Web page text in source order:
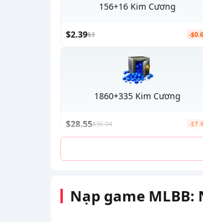
156+16 Kim Cương
$2.39$3 -
1860+335 Kim Cương
$28.55$36.04 -
Nạp game